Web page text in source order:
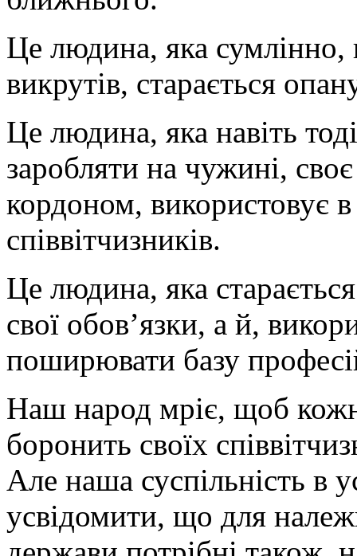
Це людина, яка
викрутів, старається
Це людина, яка навіть
заробляти на чужині,
кордоном, використовує
співвітчизників.
Це людина, яка
свої обов’язки, а й,
поширювати базу
Наш народ мріє, щоб
боронить своїх
Але наша суспільність в
усвідомити, що для